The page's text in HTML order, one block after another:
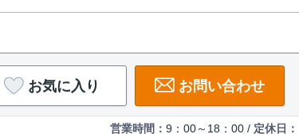
お気に入り お問い合わせ
営業時間： 9：00～18：00 / 定休日：